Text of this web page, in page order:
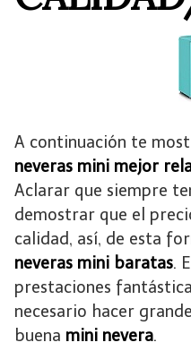
A continuación te
neveras mini mejor
Aclarar que siempre
demostrar que el
calidad, así, de esta
neveras mini baratas.
prestaciones
necesario hacer
buena mini nevera.